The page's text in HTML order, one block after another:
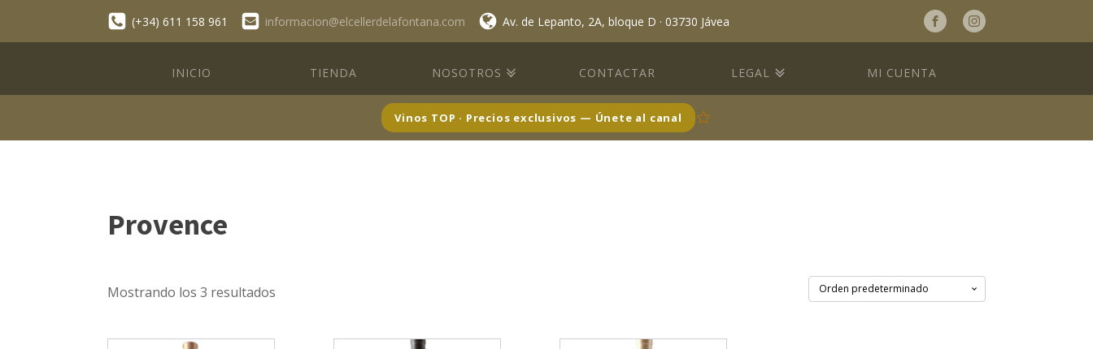
(+34) 611 158 961 informacion@elcellerdelafontana.com Av. de Lepanto, 2A, bloque D · 03730 Jávea
INICIO TIENDA NOSOTROS CONTACTAR LEGAL MI CUENTA
Vinos TOP · Precios exclusivos — Únete al canal
Provence
Mostrando los 3 resultados